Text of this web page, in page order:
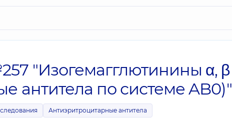
"Изогемагглютинины α, β
антитела по системе AB0)"
Антиэритроцитарные антитела